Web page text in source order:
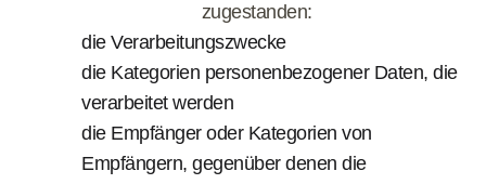
zugestanden:
die Verarbeitungszwecke
die Kategorien personenbezogener Daten, die
verarbeitet werden
die Empfänger oder Kategorien von
Empfängern, gegenüber denen die